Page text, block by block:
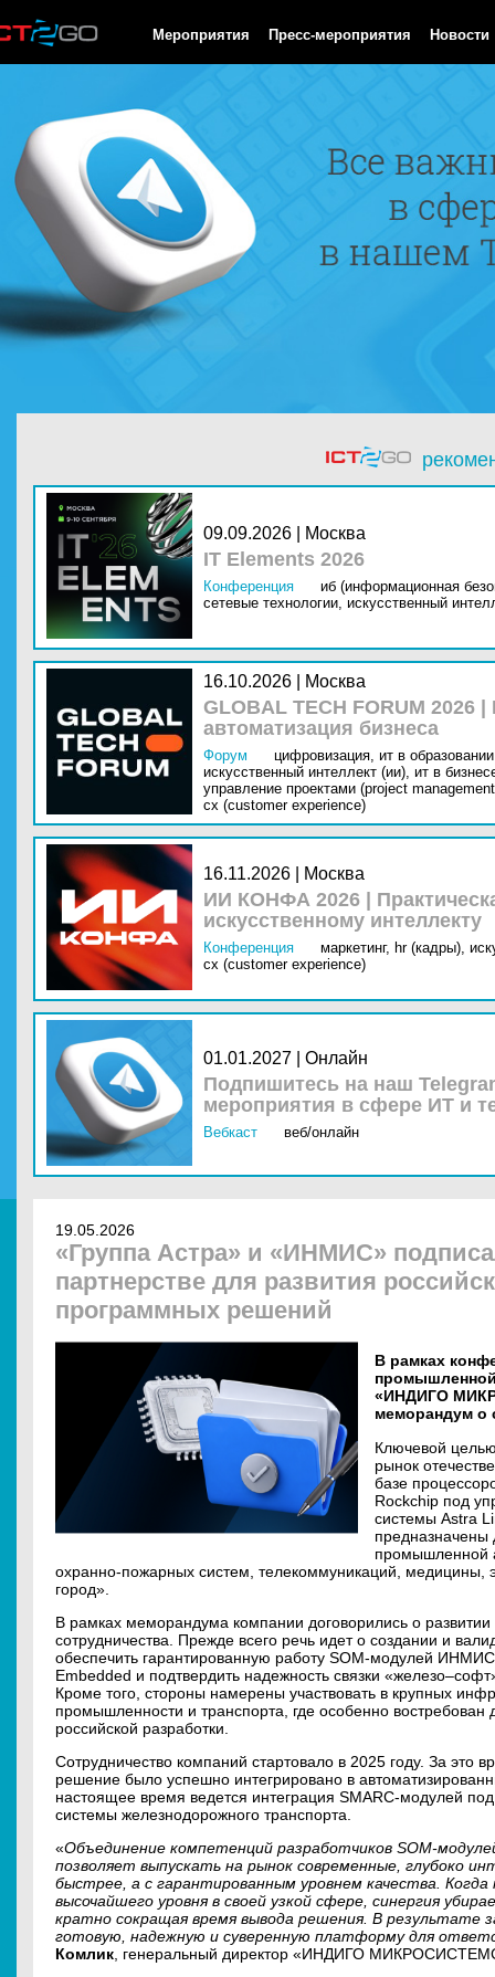
Мероприятия Пресс-мероприятия Новости
09.09.2026 | Москва
IT Elements 2026
Конференция
иб (информационная
сетевые технологии, искусственный
16.10.2026 | Москва
GLOBAL TECH FORUM
автоматизация бизнеса
Форум цифровизация, ит в
искусственный интеллект (ии), ит в
управление проектами (project
cx (customer experience)
16.11.2026 | Москва
ИИ КОНФА 2026 |
искусственному интеллекту
Конференция маркетинг, hr (кадры),
cx (customer experience)
01.01.2027 | Онлайн
Подпишитесь на наш
мероприятия в сфере ИТ и
Вебкаст веб/онлайн
19.05.2026
«Группа Астра» и «ИНМИС»
партнерстве для развития
программных решений
В рамках
«ИНДИГО
меморандум о
Ключевой
рынок
базе
Rockchip под
системы Astra
предназначены
промышленной
охранно-пожарных систем, телекоммуникаций, медицины,
город».
В рамках меморандума компании договорились о
сотрудничества. Прежде всего речь идет о создании и
обеспечить гарантированную работу SOM-модулей
Embedded и подтвердить надежность связки
Кроме того, стороны намерены участвовать в крупных
промышленности и транспорта, где особенно
российской разработки.
Сотрудничество компаний стартовало в 2025 году. За это
решение было успешно интегрировано в
настоящее время ведется интеграция SMARC-модулей
системы железнодорожного транспорта.
«Объединение компетенций разработчиков SOM-
позволяет выпускать на рынок современные, глубоко
быстрее, а с гарантированным уровнем качества.
высочайшего уровня в своей узкой сфере, синергия
кратно сокращая время вывода решения. В результате
готовую, надежную и суверенную платформу для
Комлик , генеральный директор «ИНДИГО